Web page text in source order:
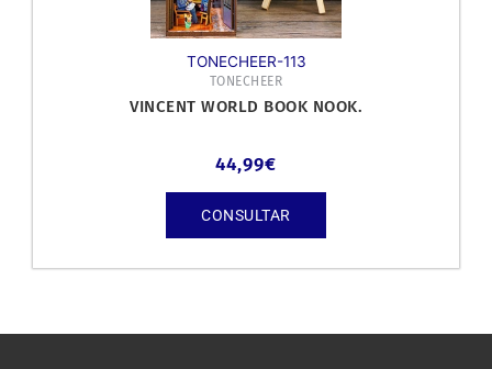
TONECHEER-113
TONECHEER
VINCENT WORLD BOOK NOOK.
44,99€
CONSULTAR